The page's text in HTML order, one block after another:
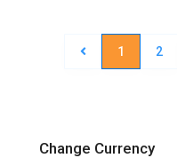
1 2
Change Currency